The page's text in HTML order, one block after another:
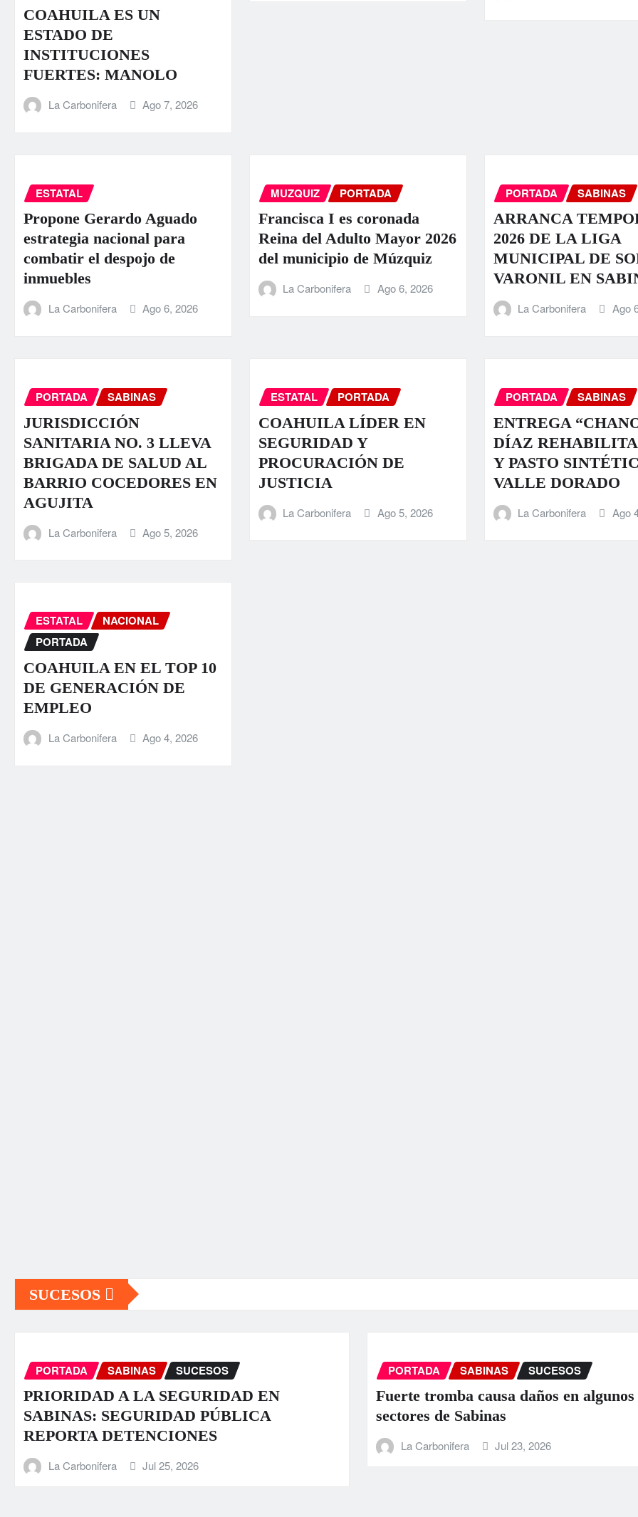
COAHUILA ES UN
ESTADO DE
INSTITUCIONES
FUERTES: MANOLO
La Carbonifera Ago 7, 2026
ESTATAL
Propone Gerardo Aguado
estrategia nacional para
combatir el despojo de
inmuebles
La Carbonifera Ago 6, 2026
MUZQUIZ PORTADA
Francisca I es coronada
Reina del Adulto Mayor 2026
del municipio de Múzquiz
La Carbonifera Ago 6, 2026
PORTADA SABINAS
ARRANCA
2026 DE LA LIGA
MUNICIPAL DE
VARONIL EN
La Carbonifera Ago
PORTADA SABINAS
JURISDICCIÓN
SANITARIA NO. 3 LLEVA
BRIGADA DE SALUD AL
BARRIO COCEDORES EN
AGUJITA
La Carbonifera Ago 5, 2026
ESTATAL PORTADA
COAHUILA LÍDER EN
SEGURIDAD Y
PROCURACIÓN DE
JUSTICIA
La Carbonifera Ago 5, 2026
PORTADA SABINAS
ENTREGA
DÍAZ
Y PASTO
VALLE DORADO
La Carbonifera Ago
ESTATAL
NACIONAL
PORTADA
COAHUILA EN EL TOP 10
DE GENERACIÓN DE
EMPLEO
La Carbonifera Ago 4, 2026
SUCESOS
SABINAS SUCESOS
A LA SEGURIDAD EN
SEGURIDAD PÚBLICA
DETENCIONES
Jul 25, 2026
SABINAS SUCESOS
Fuerte tromba causa daños en algunos
sectores de Sabinas
La Carbonifera Jul 23, 2026